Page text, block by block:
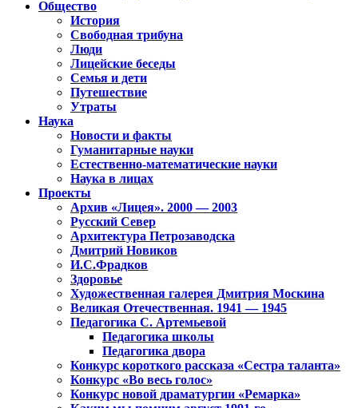
Общество
История
Свободная трибуна
Люди
Лицейские беседы
Семья и дети
Путешествие
Утраты
Наука
Новости и факты
Гуманитарные науки
Естественно-математические науки
Наука в лицах
Проекты
Архив «Лицея». 2000 — 2003
Русский Север
Архитектура Петрозаводска
Дмитрий Новиков
И.С.Фрадков
Здоровье
Художественная галерея Дмитрия Москина
Великая Отечественная. 1941 — 1945
Педагогика С. Артемьевой
Педагогика школы
Педагогика двора
Конкурс короткого рассказа «Сестра таланта»
Конкурс «Во весь голос»
Конкурс новой драматургии «Ремарка»